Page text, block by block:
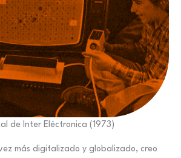
de Inter Eléctronica (1973)
más digitalizado y globalizado, creo